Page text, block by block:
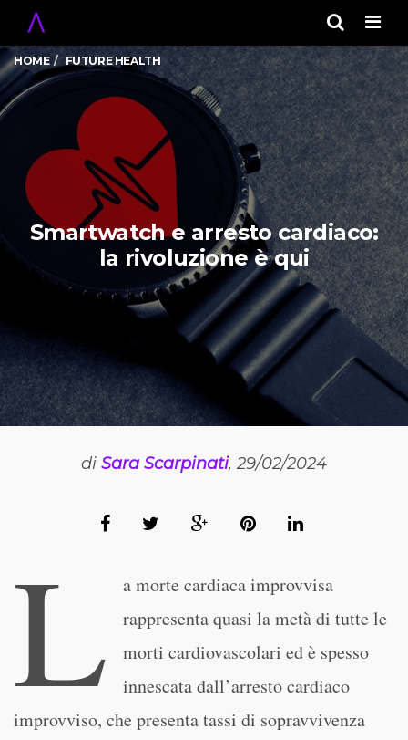
HOME FUTURE HEALTH
Smartwatch e arresto cardiaco:
la rivoluzione è qui
di Sara Scarpinati, 29/02/2024
L
a morte cardiaca improvvisa
rappresenta quasi la metà di tutte le
morti cardiovascolari ed è spesso
innescata dall’arresto cardiaco
improvviso, che presenta tassi di sopravvivenza